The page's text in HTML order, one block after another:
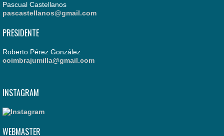
Pascual Castellanos
pascastellanos@gmail.com
PRESIDENTE
Roberto Pérez González
coimbrajumilla@gmail.com
INSTAGRAM
WEBMASTER